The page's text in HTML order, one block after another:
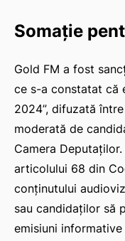
Somație
Gold FM a fost
ce s-a constatat că
2024”, difuzată
moderată de
Camera
articolului 68 din
conținutului
sau candidaților să
emisiuni